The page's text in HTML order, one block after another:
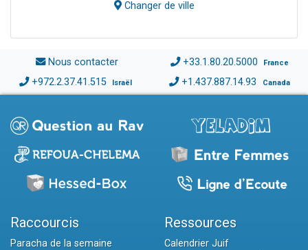
Changer de ville
Nous contacter +33.1.80.20.5000 France
+972.2.37.41.515 Israël +1.437.887.14.93 Canada
Raccourcis
Paracha de la semaine
Ressources
Calendrier Juif